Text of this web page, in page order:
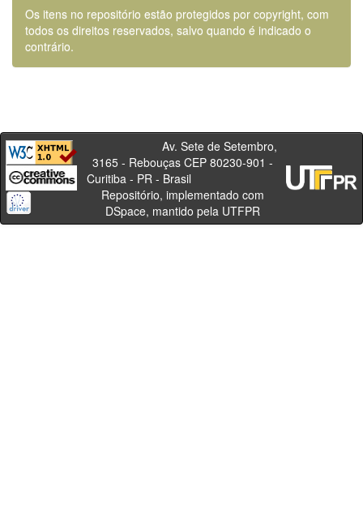
Os itens no repositório estão protegidos por copyright, com
todos os direitos reservados, salvo quando é indicado o
contrário.
Av. Sete de Setembro,
3165 - Rebouças CEP 80230-901 -
Curitiba - PR - Brasil
Repositório, implementado com
DSpace, mantido pela UTFPR